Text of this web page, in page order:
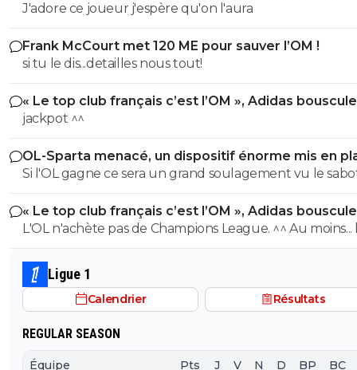
J'adore ce joueur j'espère qu'on l'aura
Frank McCourt met 120 ME pour sauver l’OM !
si tu le dis...detailles nous tout!
« Le top club français c’est l’OM », Adidas
PSG
jackpot ^^
OL-Sparta menacé, un dispositif énorme mis en
Si l'OL gagne ce sera un grand soulagement vu le
incroyable du farfelu sans froc Fonseca au match allé.
perd ce sera aussi une grande victoire et une énorme
délivrance avec un possible licenciement de ce clown.
« Le top club français c’est l’OM », Adidas
PSG
L'OL n'achète pas de Champions League. ^^ Au moins... l'OM a
un point commun avec le PSG. Mdr Adidas ne se trompe pas
avec l'OL qui est une valeur sûre... contrairement à
Ligue 1
Calendrier Résultats
REGULAR SEASON
Équipe Pts J V N D BP BC